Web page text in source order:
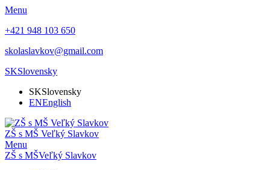
Menu
+421 948 103 650
skolaslavkov@gmail.com
SKSlovensky
SKSlovensky
ENEnglish
ZŠ s MŠ Veľký Slavkov
Menu
ZŠ s MŠVeľký Slavkov